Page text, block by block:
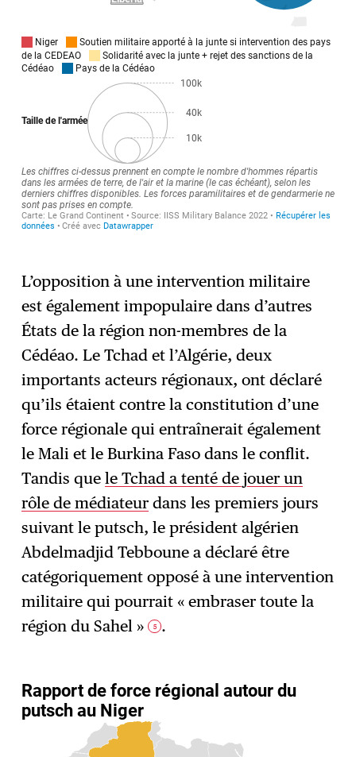
L’opposition à une intervention militaire
est également impopulaire dans d’autres
États de la région non-membres de la
Cédéao. Le Tchad et l’Algérie, deux
importants acteurs régionaux, ont déclaré
qu’ils étaient contre la constitution d’une
force régionale qui entraînerait également
le Mali et le Burkina Faso dans le conflit.
Tandis quele Tchad a tenté de jouer un
rôle de médiateur dans les premiers jours
suivant le putsch, le président algérien
Abdelmadjid Tebboune a déclaré être
catégoriquement opposé à une intervention
militaire qui pourrait « embraser toute la
région du Sahel » 5 .